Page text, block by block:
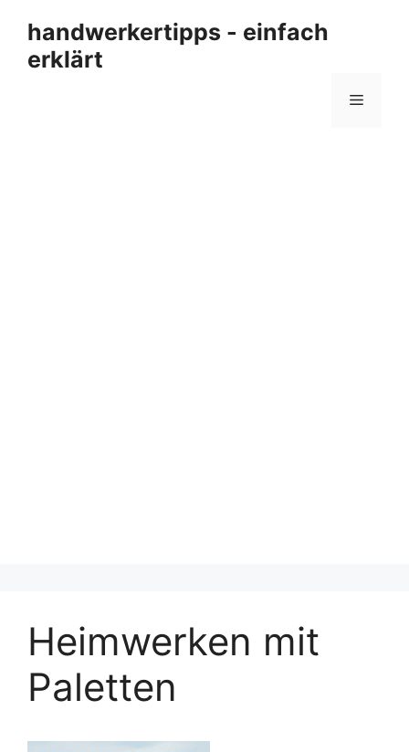
Inhalt
springen
handwerkertipps - einfach
erklärt
Menü
Heimwerken mit
Paletten